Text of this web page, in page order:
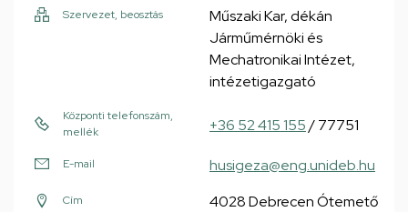
Szervezet, beosztás
Műszaki Kar, dékán
Járműmérnöki és
Mechatronikai Intézet,
intézetigazgató
Központi telefonszám,
mellék
+36 52 415 155/ 77751
E-mail husigeza@eng.unideb.hu
Cím
4028 Debrecen Ótemető